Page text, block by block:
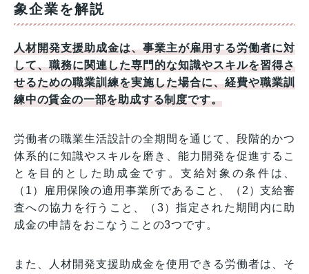
象企業を解説
人材開発支援助成金は、事業主が雇用する労働者に対
して、職務に関連した専門的な知識やスキルを習得さ
せるための職業訓練を実施した場合に、経費や職業訓
練中の賃金の一部を助成する制度です。
労働者の職業生活設計の全期間を通じて、段階的かつ
体系的に知識やスキルを磨き、能力開発を促進するこ
とを目的とした助成金です。支給対象の条件は、
（1）雇用保険の適用事業所であること、（2）支給審
査への協力を行うこと、（3）指定された期間内に助
成金の申請をおこなうことの3つです。
また、人材開発支援助成金を使用できる労働者は、そ